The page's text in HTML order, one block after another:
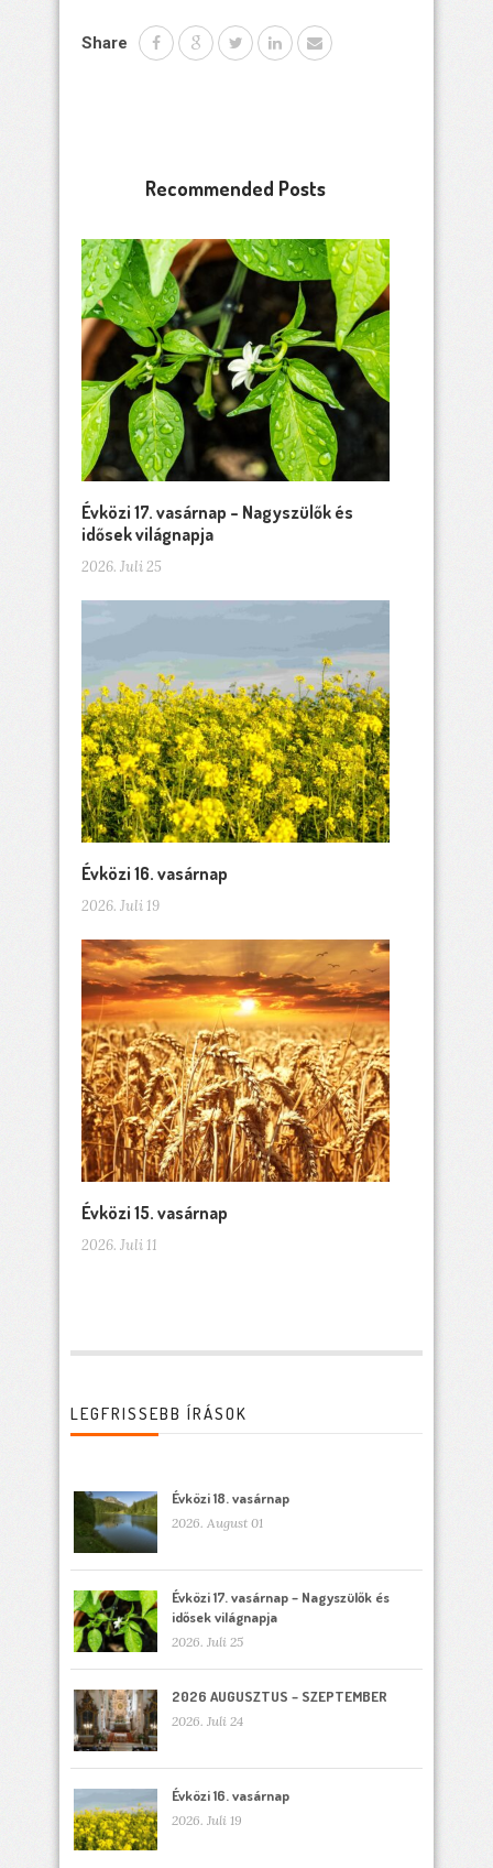
Share
Recommended Posts
Évközi 17. vasárnap – Nagyszülők és
idősek világnapja
2026. Juli 25
Évközi 16. vasárnap
2026. Juli 19
Évközi 15. vasárnap
2026. Juli 11
LEGFRISSEBB ÍRÁSOK
Évközi 18. vasárnap
2026. August 01
Évközi 17. vasárnap – Nagyszülők és
idősek világnapja
2026. Juli 25
2026 AUGUSZTUS – SZEPTEMBER
2026. Juli 24
Évközi 16. vasárnap
2026. Juli 19